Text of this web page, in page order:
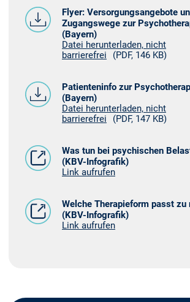
Flyer: Versorgungsangebote
Zugangswege zur
(Bayern)
Datei herunterladen, nicht
barrierefrei
(PDF, 146 KB)
Patienteninfo zur
(Bayern)
Datei herunterladen, nicht
barrierefrei
(PDF, 147 KB)
Was tun bei psychischen
(KBV-Infografik)
Link aufrufen
Welche Therapieform passt zu
(KBV-Infografik)
Link aufrufen